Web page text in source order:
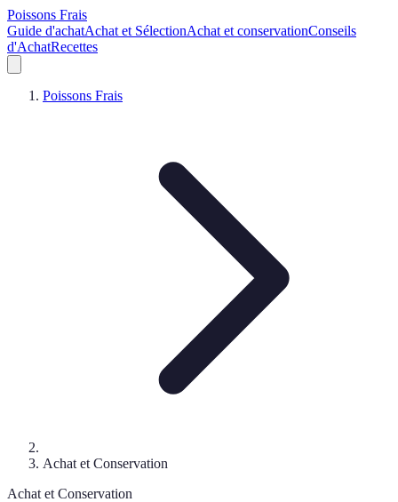
Poissons Frais
Guide d'achatAchat et SélectionAchat et conservationConseils
d'AchatRecettes
Poissons Frais
Achat et Conservation
Achat et Conservation